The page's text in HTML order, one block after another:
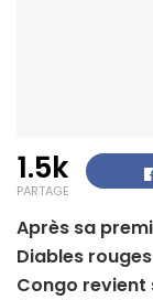
1.5k
PARTAGE
Après sa
Diables
Congo revient